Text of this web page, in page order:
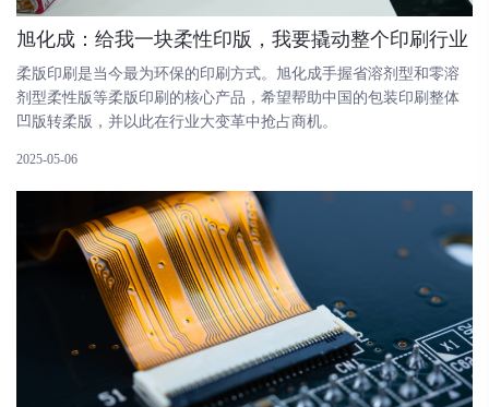
旭化成：给我一块柔性印版，我要撬动整个印刷行业
柔版印刷是当今最为环保的印刷方式。旭化成手握省溶剂型和零溶
剂型柔性版等柔版印刷的核心产品，希望帮助中国的包装印刷整体
凹版转柔版，并以此在行业大变革中抢占商机。
2025-05-06